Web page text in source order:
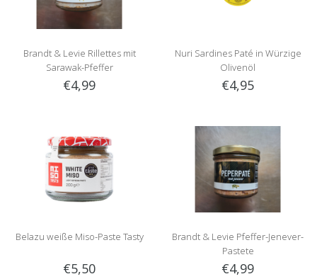
Brandt & Levie Rillettes mit
Sarawak-Pfeffer
€4,99
Nuri Sardines Paté in Würzige
Olivenöl
€4,95
Belazu weiße Miso-Paste Tasty
€5,50
Brandt & Levie Pfeffer-Jenever-
Pastete
€4,99